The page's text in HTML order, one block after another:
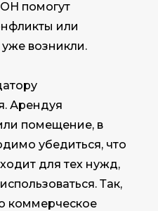
помогут
или
возникли.
Арендуя
помещение, в
убедиться, что
для тех нужд,
Так,
коммерческое